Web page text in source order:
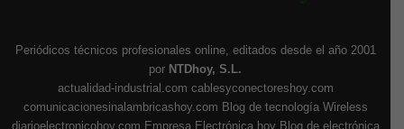
Periódicos técnicos profesionales online, editados desde el año 2001
por NTDhoy, S.L.
actualidad-industrial.com cablesyconectoreshoy.com
comunicacionesinalambricashoy.com Blog de tecnología Wireless
diarioelectronicohoy.com Empresa Electrónica hoy Blog de electrónica